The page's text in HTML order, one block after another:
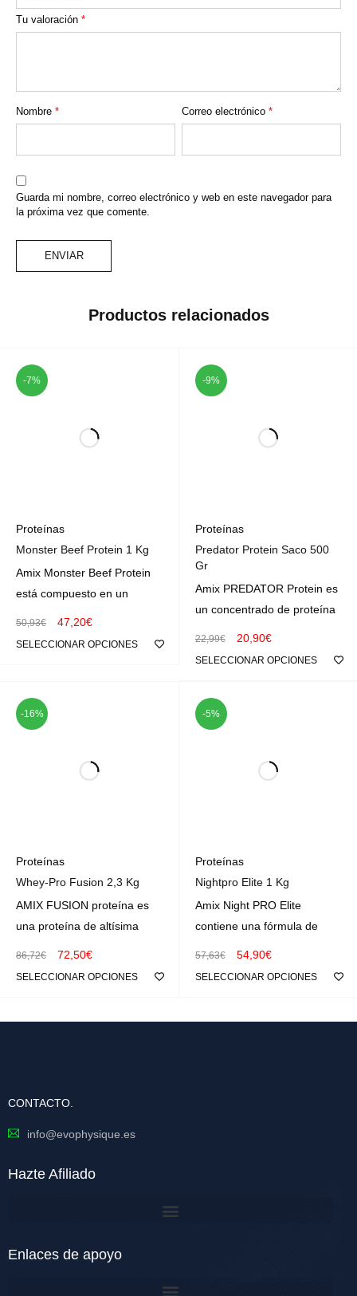
Tu valoración *
Nombre * Correo electrónico*
Guarda mi nombre, correo electrónico y web en este navegador para
la próxima vez que comente.
Productos relacionados
-7%
Proteínas
Monster Beef Protein 1 Kg
Amix Monster Beef Protein
está compuesto en un
50,93€ 47,20€
SELECCIONAR OPCIONES
-9%
Proteínas
Predator Protein Saco 500
Gr
Amix PREDATOR Protein es
un concentrado de proteína
22,99€ 20,90€
SELECCIONAR OPCIONES
-16%
Proteínas
Whey-Pro Fusion 2,3 Kg
AMIX FUSION proteína es
una proteína de altísima
86,72€ 72,50€
SELECCIONAR OPCIONES
-5%
Proteínas
Nightpro Elite 1 Kg
Amix Night PRO Elite
contiene una fórmula de
57,63€ 54,90€
SELECCIONAR OPCIONES
CONTACTO.
info@evophysique.es
Hazte Afiliado
Enlaces de apoyo